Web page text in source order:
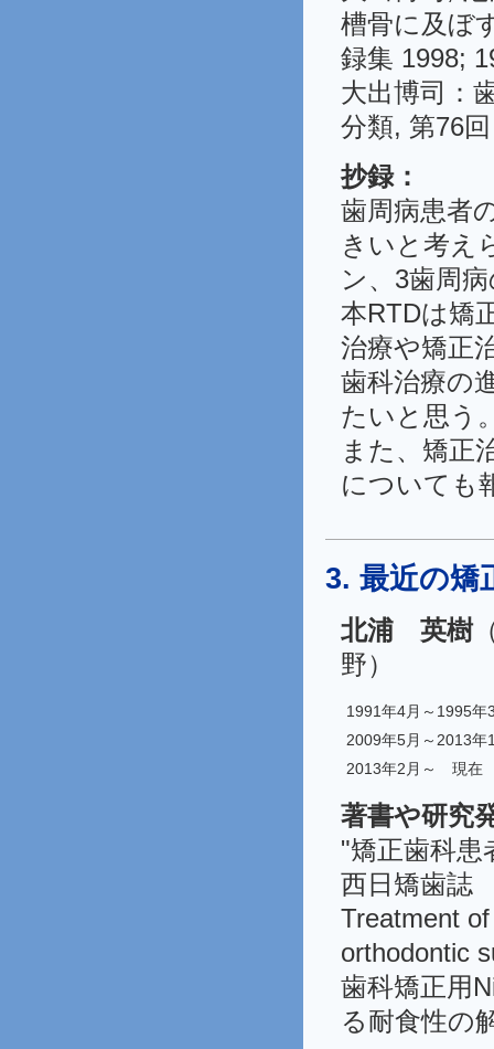
槽骨に及ぼ
録集 1998;
大出博司：
分類, 第76
抄録：
歯周病患者
きいと考え
ン、3歯周
本RTDは矯
治療や矯正
歯科治療の
たいと思う
また、矯正
についても
3. 最近の矯
北浦 英樹
野）
1991年4月～1995年
2009年5月～2013年
2013年2月～ 現在
著書や研究
"矯正歯科
西日矯歯誌
Treatment
orthodontic
歯科矯正用
る耐食性の